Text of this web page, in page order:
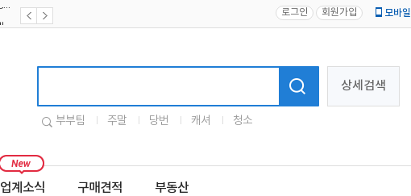
로그인 회원가입 모바일
상세검색
부부팀 주말 당번 캐셔 청소
업계소식 구매견적 부동산